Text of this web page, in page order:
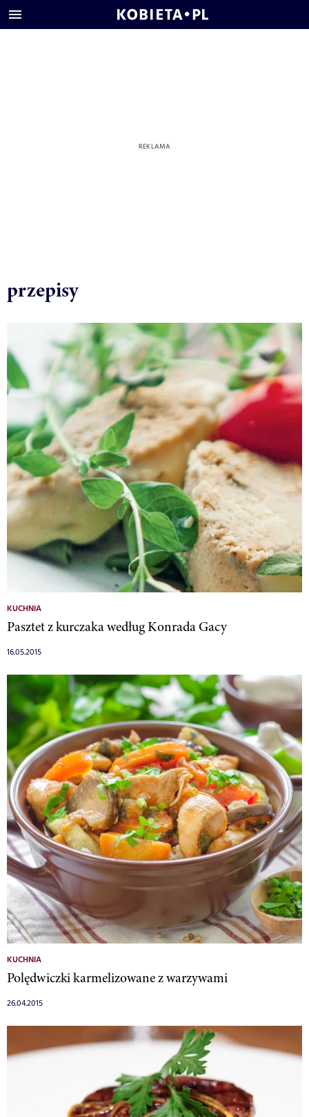
przepisy
KUCHNIA
Pasztet z kurczaka według Konrada Gacy
16.05.2015
KUCHNIA
Polędwiczki karmelizowane z warzywami
26.04.2015